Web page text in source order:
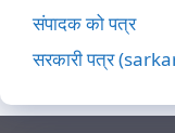
संपादक को पत्र
सरकारी पत्र